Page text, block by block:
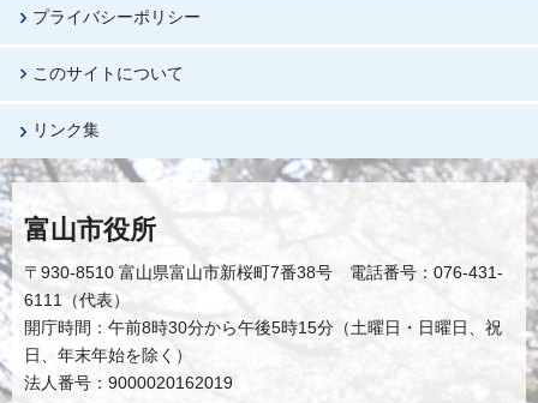
プライバシーポリシー
このサイトについて
リンク集
富山市役所
〒930-8510 富山県富山市新桜町7番38号 電話番号：076-431-
6111（代表）
開庁時間：午前8時30分から午後5時15分（土曜日・日曜日、祝
日、年末年始を除く）
法人番号：9000020162019